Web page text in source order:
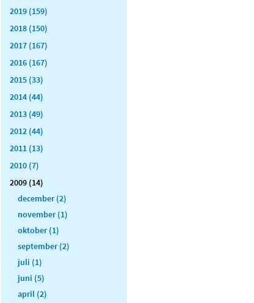
2019 (159)
2018 (150)
2017 (167)
2016 (167)
2015 (33)
2014 (44)
2013 (49)
2012 (44)
2011 (13)
2010 (7)
2009 (14)
december (2)
november (1)
oktober (1)
september (2)
juli (1)
juni (5)
april (2)